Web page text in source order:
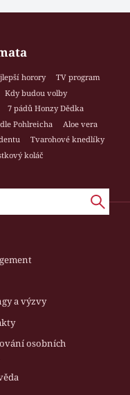
horory
TV program
Kdy budou volby
7 pádů Honzy Dědka
Pohlreicha
Aloe vera
Tvarohové knedlíky
koláč
a výzvy
osobních